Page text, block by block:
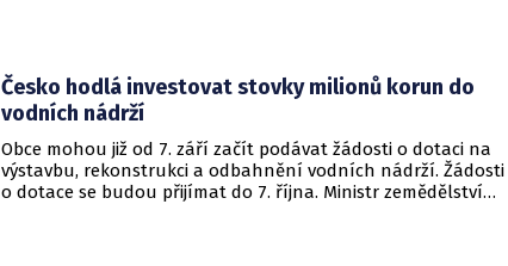
Česko hodlá investovat stovky milionů korun do
vodních nádrží
Obce mohou již od 7. září začít podávat žádosti o dotaci na
výstavbu, rekonstrukci a odbahnění vodních nádrží. Žádosti
o dotace se budou přijímat do 7. října. Ministr zemědělství